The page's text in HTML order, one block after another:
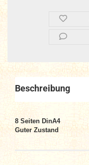
Beschreibung
8 Seiten DinA4
Guter Zustand